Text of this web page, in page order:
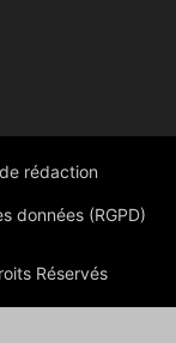
rédaction
données (RGPD)
Réservés